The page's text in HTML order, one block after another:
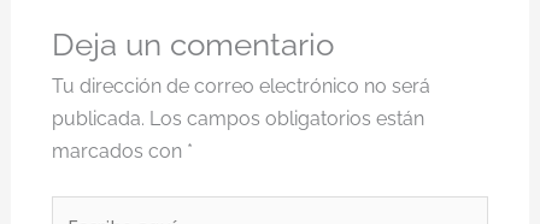
Deja un comentario
Tu dirección de correo electrónico no será
publicada. Los campos obligatorios están
marcados con *